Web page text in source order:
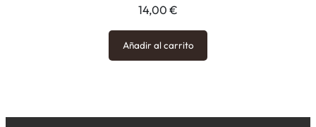
14,00 €
Añadir al carrito